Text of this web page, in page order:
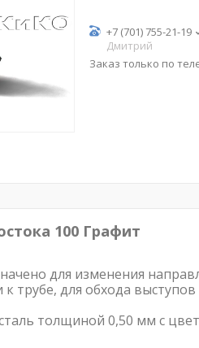
+7 (701) 755-21-19
Дмитрий
Заказ только по
100 Графит
для изменения
трубе, для обхода выступов
толщиной 0,50 мм с